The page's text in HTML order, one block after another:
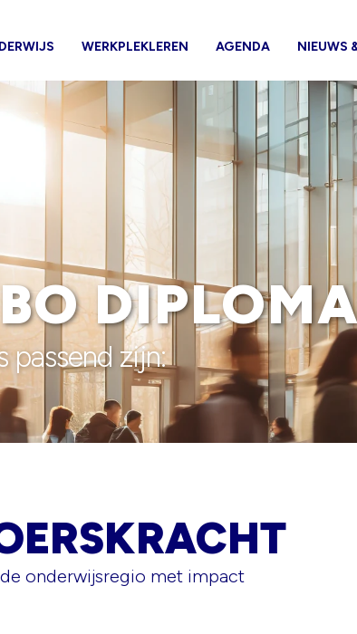
WERKPLEKLEREN AGENDA NIEUWS
passend zijn:
de onderwijsregio met impact